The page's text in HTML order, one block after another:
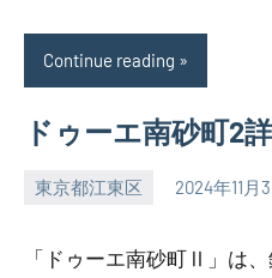
Continue reading
ドゥーエ南砂町2
東京都江東区 2024年11月
SEZIMO
「ドゥーエ南砂町Ⅱ」は